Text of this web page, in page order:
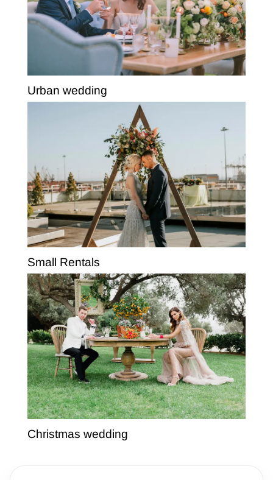
Urban wedding
Small Rentals
Christmas wedding